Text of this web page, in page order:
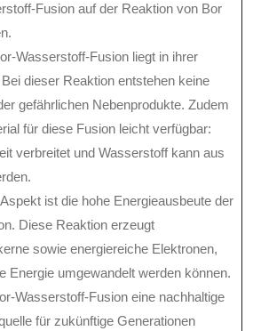
Fusion auf der Reaktion von Bor
Wasserstoff-Fusion liegt in ihrer
dieser Reaktion entstehen keine
gefährlichen Nebenprodukte. Zudem
für diese Fusion leicht verfügbar:
verbreitet und Wasserstoff kann aus
ist die hohe Energieausbeute der
Diese Reaktion erzeugt
sowie energiereiche Elektronen,
Energie umgewandelt werden können.
Wasserstoff-Fusion eine nachhaltige
für zukünftige Generationen